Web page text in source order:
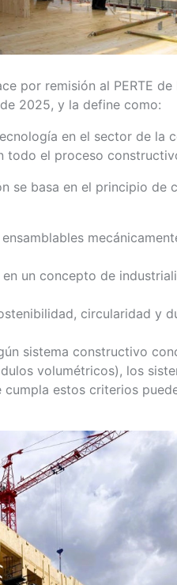
por remisión al PERTE de
2025, y la define como:
en el sector de la
todo el proceso
se basa en el principio de
un concepto de
circularidad y
sistema constructivo
volumétricos), los
estos criterios